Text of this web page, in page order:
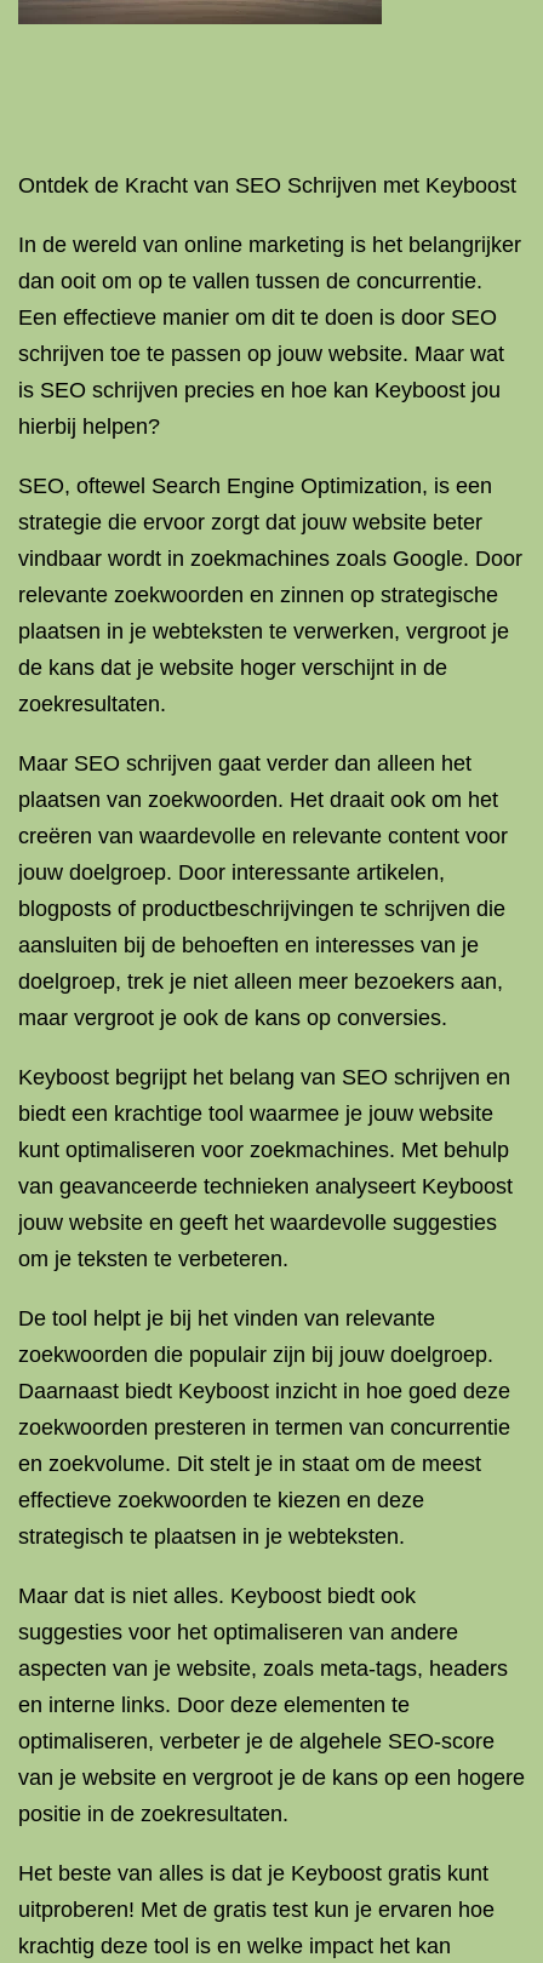
Ontdek de Kracht van SEO Schrijven met Keyboost
In de wereld van online marketing is het belangrijker
dan ooit om op te vallen tussen de concurrentie.
Een effectieve manier om dit te doen is door SEO
schrijven toe te passen op jouw website. Maar wat
is SEO schrijven precies en hoe kan Keyboost jou
hierbij helpen?
SEO, oftewel Search Engine Optimization, is een
strategie die ervoor zorgt dat jouw website beter
vindbaar wordt in zoekmachines zoals Google. Door
relevante zoekwoorden en zinnen op strategische
plaatsen in je webteksten te verwerken, vergroot je
de kans dat je website hoger verschijnt in de
zoekresultaten.
Maar SEO schrijven gaat verder dan alleen het
plaatsen van zoekwoorden. Het draait ook om het
creëren van waardevolle en relevante content voor
jouw doelgroep. Door interessante artikelen,
blogposts of productbeschrijvingen te schrijven die
aansluiten bij de behoeften en interesses van je
doelgroep, trek je niet alleen meer bezoekers aan,
maar vergroot je ook de kans op conversies.
Keyboost begrijpt het belang van SEO schrijven en
biedt een krachtige tool waarmee je jouw website
kunt optimaliseren voor zoekmachines. Met behulp
van geavanceerde technieken analyseert Keyboost
jouw website en geeft het waardevolle suggesties
om je teksten te verbeteren.
De tool helpt je bij het vinden van relevante
zoekwoorden die populair zijn bij jouw doelgroep.
Daarnaast biedt Keyboost inzicht in hoe goed deze
zoekwoorden presteren in termen van concurrentie
en zoekvolume. Dit stelt je in staat om de meest
effectieve zoekwoorden te kiezen en deze
strategisch te plaatsen in je webteksten.
Maar dat is niet alles. Keyboost biedt ook
suggesties voor het optimaliseren van andere
aspecten van je website, zoals meta-tags, headers
en interne links. Door deze elementen te
optimaliseren, verbeter je de algehele SEO-score
van je website en vergroot je de kans op een hogere
positie in de zoekresultaten.
Het beste van alles is dat je Keyboost gratis kunt
uitproberen! Met de gratis test kun je ervaren hoe
krachtig deze tool is en welke impact het kan